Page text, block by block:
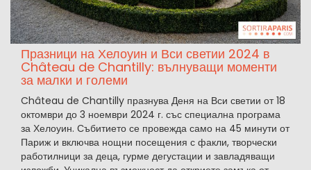
Празници на Хелоуин и Вси светии 2024 в
Château de Chantilly: вълнуващи моменти
за малки и големи
Château de Chantilly празнува Деня на Вси светии от 18
октомври до 3 ноември 2024 г. със специална програма
за Хелоуин. Събитието се провежда само на 45 минути от
Париж и включва нощни посещения с факли, творчески
работилници за деца, гурме дегустации и завладяващи